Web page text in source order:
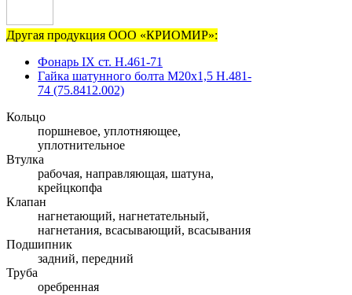
Другая продукция ООО «КРИОМИР»:
Фонарь IX ст. Н.461-71
Гайка шатунного болта М20х1,5 Н.481-
74 (75.8412.002)
Кольцо
поршневое, уплотняющее,
уплотнительное
Втулка
рабочая, направляющая, шатуна,
крейцкопфа
Клапан
нагнетающий, нагнетательный,
нагнетания, всасывающий, всасывания
Подшипник
задний, передний
Труба
оребренная